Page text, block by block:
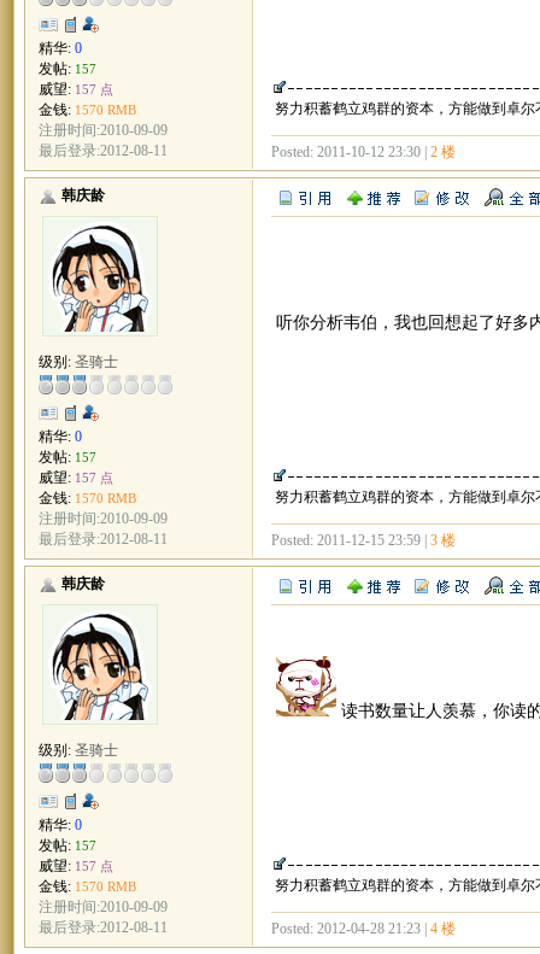
精华: 0
发帖: 157
威望: 157 点
金钱: 1570 RMB
注册时间:2010-09-09
最后登录:2012-08-11
努力积蓄鹤立鸡群的资本，方能做到卓尔
Posted: 2011-10-12 23:30 | 2 楼
韩庆龄
级别: 圣骑士
精华: 0
发帖: 157
威望: 157 点
金钱: 1570 RMB
注册时间:2010-09-09
最后登录:2012-08-11
听你分析韦伯，我也回想起了好多
努力积蓄鹤立鸡群的资本，方能做到卓尔
Posted: 2011-12-15 23:59 | 3 楼
韩庆龄
级别: 圣骑士
精华: 0
发帖: 157
威望: 157 点
金钱: 1570 RMB
注册时间:2010-09-09
最后登录:2012-08-11
读书数量让人羡慕，你读
努力积蓄鹤立鸡群的资本，方能做到卓尔
Posted: 2012-04-28 21:23 | 4 楼